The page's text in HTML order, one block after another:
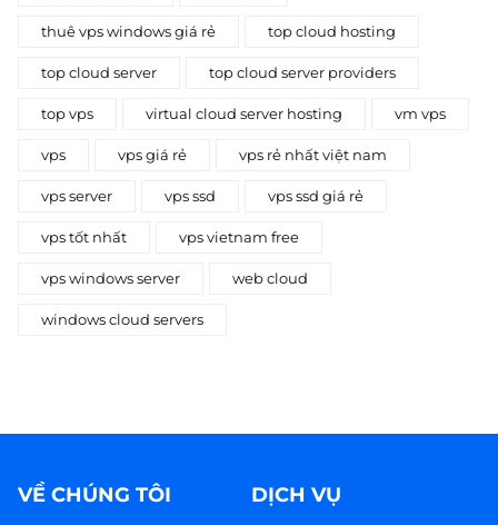
thuê vps windows giá rẻ top cloud hosting
top cloud server top cloud server providers
top vps virtual cloud server hosting vm vps
vps vps giá rẻ vps rẻ nhất việt nam
vps server vps ssd vps ssd giá rẻ
vps tốt nhất vps vietnam free
vps windows server web cloud
windows cloud servers
VỀ CHÚNG TÔI DỊCH VỤ